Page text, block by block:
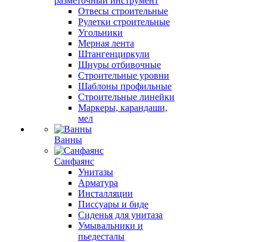
Отвесы строительные
Рулетки строительные
Угольники
Мерная лента
Штангенциркули
Шнуры отбивочные
Строительные уровни
Шаблоны профильные
Строительные линейки
Маркеры, карандаши,
мел
Ванны
Санфаянс
Унитазы
Арматура
Инсталляции
Писсуары и биде
Сиденья для унитаза
Умывальники и
пьедесталы